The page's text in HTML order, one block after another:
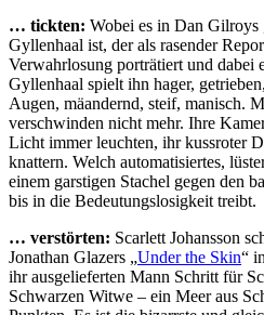
… tickten: Wobei es in Dan Gilroys
Gyllenhaal ist, der als rasender
Verwahrlosung porträtiert und dabei
Gyllenhaal spielt ihn hager,
Augen, mäandernd, steif, manisch.
verschwinden nicht mehr. Ihre
Licht immer leuchten, ihr kussroter
knattern. Welch automatisiertes,
einem garstigen Stachel gegen den
bis in die Bedeutungslosigkeit treibt.
… verstörten: Scarlett Johansson
Jonathan Glazers „Under the Skin“
ihr ausgelieferten Mann Schritt für
Schwarzen Witwe – ein Meer aus